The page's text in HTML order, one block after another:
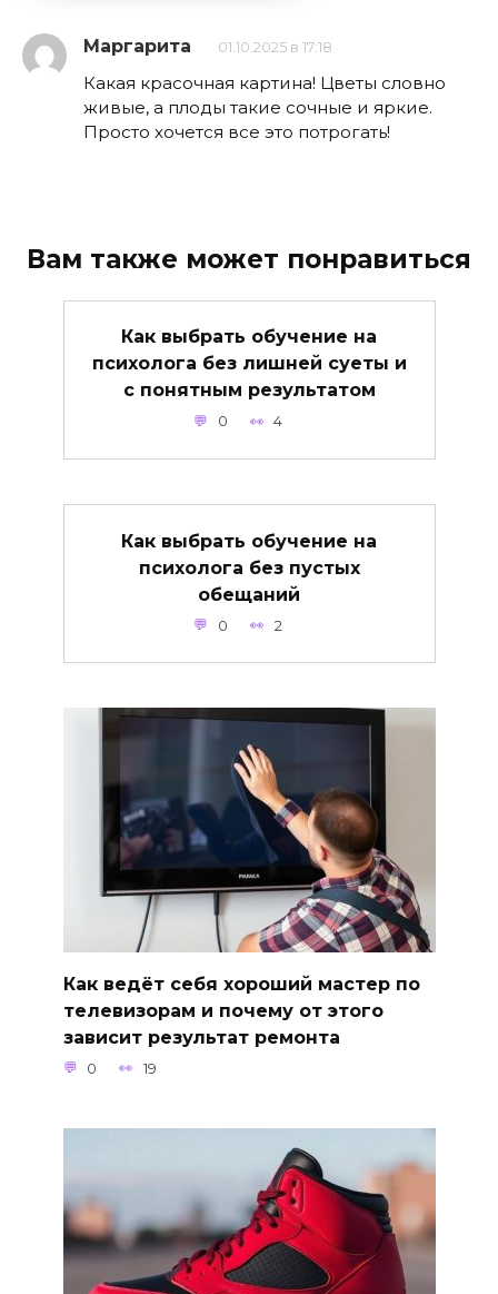
Маргарита 01.10.2025 в 17:18
Какая красочная картина! Цветы словно
живые, а плоды такие сочные и яркие.
Просто хочется все это потрогать!
Вам также может понравиться
Как выбрать обучение на
психолога без лишней суеты и
с понятным результатом
0 4
Как выбрать обучение на
психолога без пустых
обещаний
0 2
Как ведёт себя хороший мастер по
телевизорам и почему от этого
зависит результат ремонта
0 19